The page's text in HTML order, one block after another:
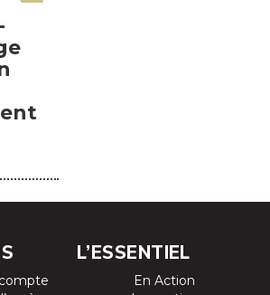
L’ESSENTIEL
En Action